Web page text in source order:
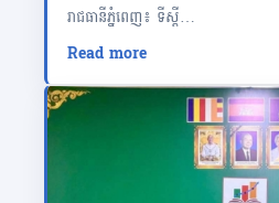
រាជធានីភ្នំពេញ៖ ទីស្តី…
Read more